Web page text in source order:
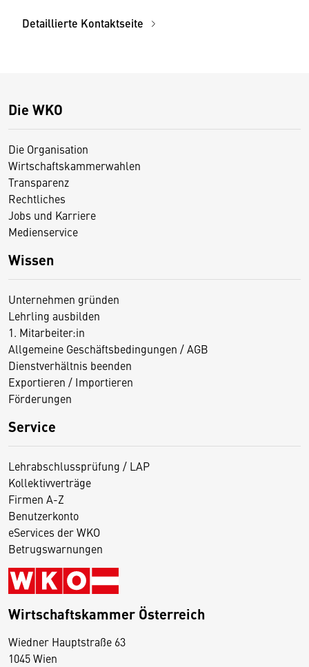
Detaillierte Kontaktseite
Die WKO
Die Organisation
Wirtschaftskammerwahlen
Transparenz
Rechtliches
Jobs und Karriere
Medienservice
Wissen
Unternehmen gründen
Lehrling ausbilden
1. Mitarbeiter:in
Allgemeine Geschäftsbedingungen / AGB
Dienstverhältnis beenden
Exportieren / Importieren
Förderungen
Service
Lehrabschlussprüfung / LAP
Kollektivverträge
Firmen A-Z
Benutzerkonto
eServices der WKO
Betrugswarnungen
Wirtschaftskammer Österreich
Wiedner Hauptstraße 63
1045 Wien
D